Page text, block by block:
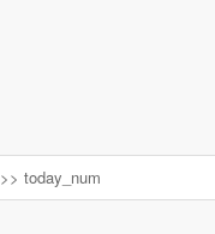
>> today_num